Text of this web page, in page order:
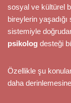
sosyal ve kültürel
bireylerin
sistemiyle
psikolog desteği
Özellikle şu
daha